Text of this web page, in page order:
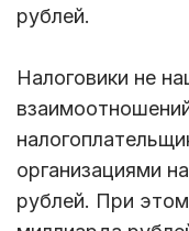
рублей.
Налоговики не
организациями
рублей. При